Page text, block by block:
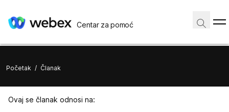
Centar za pomoć
Početak / Članak
Ovaj se članak odnosi na: